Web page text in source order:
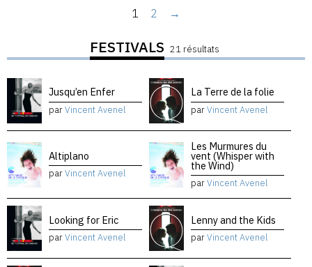
1 2 →
FESTIVALS 21 résultats
Jusqu’en Enfer
parVincent Avenel
La Terre de la folie
parVincent Avenel
Altiplano
parVincent Avenel
Les Murmures du
vent (Whisper with
the Wind)
parVincent Avenel
Looking for Eric
parVincent Avenel
Lenny and the Kids
parVincent Avenel